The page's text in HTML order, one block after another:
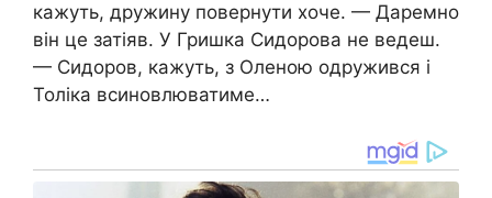
кажуть, дружину повернути хоче. — Даремно
він це затіяв. У Гришка Сидорова не ведеш.
— Сидоров, кажуть, з Оленою одружився і
Толіка вcиновлюватиме…